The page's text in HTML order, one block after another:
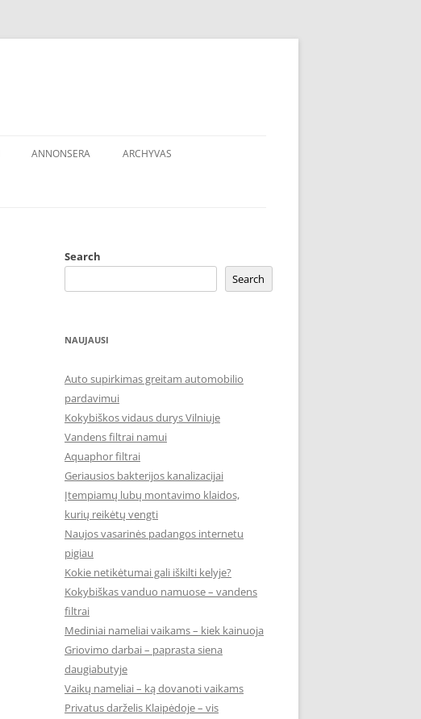
ANNONSERA ARCHYVAS
Search
Search
NAUJAUSI
Auto supirkimas greitam automobilio
pardavimui
Kokybiškos vidaus durys Vilniuje
Vandens filtrai namui
Aquaphor filtrai
Geriausios bakterijos kanalizacijai
Įtempiamų lubų montavimo klaidos,
kurių reikėtų vengti
Naujos vasarinės padangos internetu
pigiau
Kokie netikėtumai gali iškilti kelyje?
Kokybiškas vanduo namuose – vandens
filtrai
Mediniai nameliai vaikams – kiek kainuoja
Griovimo darbai – paprasta siena
daugiabutyje
Vaikų nameliai – ką dovanoti vaikams
Privatus darželis Klaipėdoje – vis